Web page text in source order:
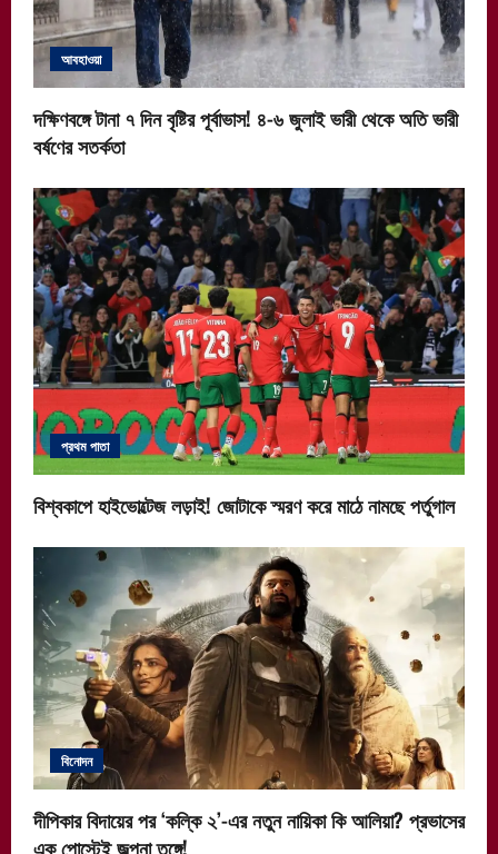
আবহাওয়া
দক্ষিণবঙ্গে টানা ৭ দিন বৃষ্টির পূর্বাভাস! ৪-৬ জুলাই ভারী থেকে অতি ভারী
বর্ষণের সতর্কতা
প্রথম পাতা
বিশ্বকাপে হাইভোল্টেজ লড়াই! জোটাকে স্মরণ করে মাঠে নামছে পর্তুগাল
বিনোদন
দীপিকার বিদায়ের পর ‘কল্কি ২’-এর নতুন নায়িকা কি আলিয়া? প্রভাসের
এক পোস্টেই জল্পনা তুঙ্গে!